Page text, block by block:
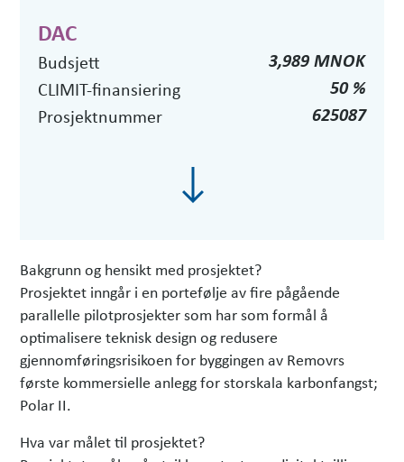
DAC
Budsjett
3,989 MNOK
CLIMIT-finansiering
50 %
Prosjektnummer
625087
Bakgrunn og hensikt med prosjektet?
Prosjektet inngår i en portefølje av fire pågående
parallelle pilotprosjekter som har som formål å
optimalisere teknisk design og redusere
gjennomføringsrisikoen for byggingen av Removrs
første kommersielle anlegg for storskala karbonfangst;
Polar II.
Hva var målet til prosjektet?